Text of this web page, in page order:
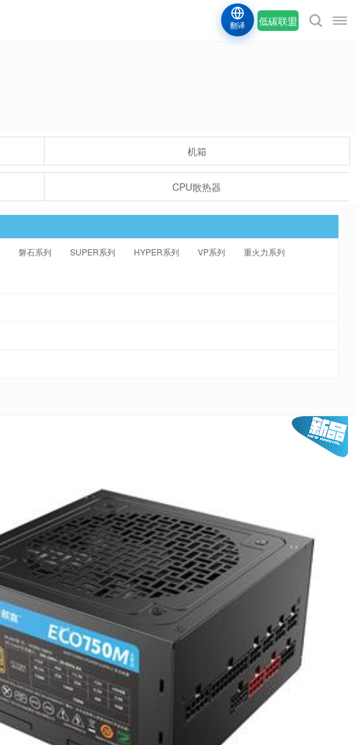
低碳联盟
翻译
机箱
CPU散热器
磐石系列 SUPER系列 HYPER系列 VP系列 重火力系列